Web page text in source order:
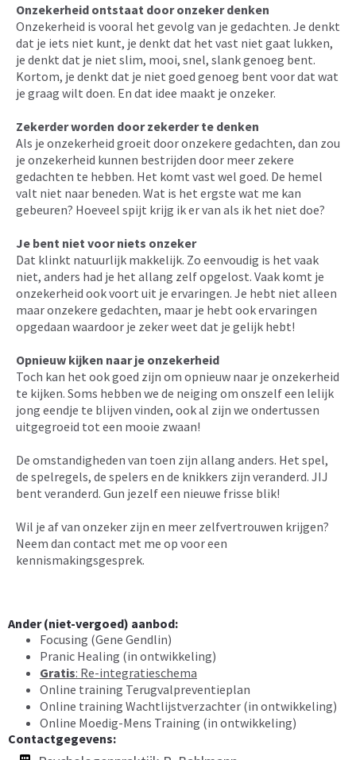
Onzekerheid ontstaat door onzeker denken
Onzekerheid is vooral het gevolg van je gedachten. Je denkt
dat je iets niet kunt, je denkt dat het vast niet gaat lukken,
je denkt dat je niet slim, mooi, snel, slank genoeg bent.
Kortom, je denkt dat je niet goed genoeg bent voor dat wat
je graag wilt doen. En dat idee maakt je onzeker.
Zekerder worden door zekerder te denken
Als je onzekerheid groeit door onzekere gedachten, dan zou
je onzekerheid kunnen bestrijden door meer zekere
gedachten te hebben. Het komt vast wel goed. De hemel
valt niet naar beneden. Wat is het ergste wat me kan
gebeuren? Hoeveel spijt krijg ik er van als ik het niet doe?
Je bent niet voor niets onzeker
Dat klinkt natuurlijk makkelijk. Zo eenvoudig is het vaak
niet, anders had je het allang zelf opgelost. Vaak komt je
onzekerheid ook voort uit je ervaringen. Je hebt niet alleen
maar onzekere gedachten, maar je hebt ook ervaringen
opgedaan waardoor je zeker weet dat je gelijk hebt!
Opnieuw kijken naar je onzekerheid
Toch kan het ook goed zijn om opnieuw naar je onzekerheid
te kijken. Soms hebben we de neiging om onszelf een lelijk
jong eendje te blijven vinden, ook al zijn we ondertussen
uitgegroeid tot een mooie zwaan!
De omstandigheden van toen zijn allang anders. Het spel,
de spelregels, de spelers en de knikkers zijn veranderd. JIJ
bent veranderd. Gun jezelf een nieuwe frisse blik!
Wil je af van onzeker zijn en meer zelfvertrouwen krijgen?
Neem dan contact met me op voor een
kennismakingsgesprek.
Ander (niet-vergoed) aanbod:
Focusing (Gene Gendlin)
Pranic Healing (in ontwikkeling)
Gratis: Re-integratieschema
Online training Terugvalpreventieplan
Online training Wachtlijstverzachter (in ontwikkeling)
Online Moedig-Mens Training (in ontwikkeling)
Contactgegevens: